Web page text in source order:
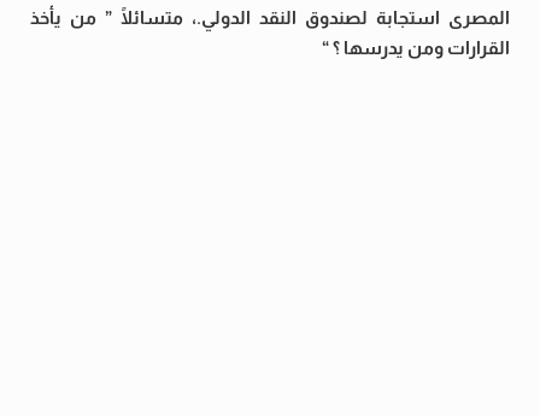
المصرى استجابة لصندوق النقد الدولي.، متسائلًا ” من يأخذ
القرارات ومن يدرسها ؟ “